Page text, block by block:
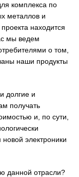
комплекса по
металлов и
находится
мы ведем
о том,
наши продукты
долгие и
получать
и, по сути,
электроники
данной отрасли?